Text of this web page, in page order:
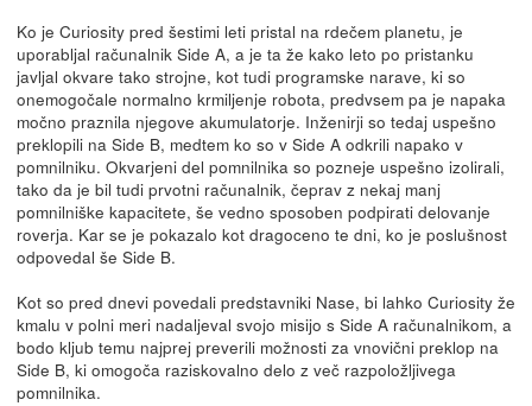
Ko je Curiosity pred šestimi leti pristal na rdečem planetu, je
uporabljal računalnik Side A, a je ta že kako leto po pristanku
javljal okvare tako strojne, kot tudi programske narave, ki so
onemogočale normalno krmiljenje robota, predvsem pa je napaka
močno praznila njegove akumulatorje. Inženirji so tedaj uspešno
preklopili na Side B, medtem ko so v Side A odkrili napako v
pomnilniku. Okvarjeni del pomnilnika so pozneje uspešno izolirali,
tako da je bil tudi prvotni računalnik, čeprav z nekaj manj
pomnilniške kapacitete, še vedno sposoben podpirati delovanje
roverja. Kar se je pokazalo kot dragoceno te dni, ko je poslušnost
odpovedal še Side B.
Kot so pred dnevi povedali predstavniki Nase, bi lahko Curiosity že
kmalu v polni meri nadaljeval svojo misijo s Side A računalnikom, a
bodo kljub temu najprej preverili možnosti za vnovični preklop na
Side B, ki omogoča raziskovalno delo z več razpoložljivega
pomnilnika.